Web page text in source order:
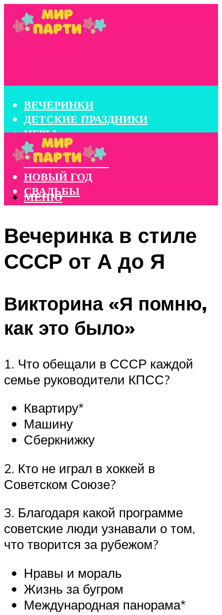
ВЕЧЕРИНКИ
ДЕТСКИЕ ПРАЗДНИКИ
ИГРЫ
КОНКУРСЫ
КОРПОРАТИВЫ
НОВЫЙ ГОД
СВАДЬБЫ
МЕНЮ
Вечеринка в стиле
СССР от А до Я
Викторина «Я помню,
как это было»
1. Что обещали в СССР каждой
семье руководители КПСС?
Квартиру*
Машину
Сберкнижку
2. Кто не играл в хоккей в
Советском Союзе?
3. Благодаря какой программе
советские люди узнавали о том,
что творится за рубежом?
Нравы и мораль
Жизнь за бугром
Международная панорама*